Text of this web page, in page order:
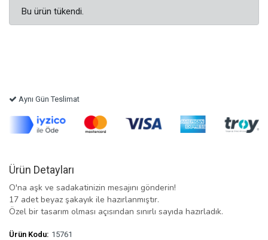
Bu ürün tükendi.
Aynı Gün Teslimat
Ürün Detayları
O'na aşk ve sadakatinizin mesajını gönderin!
17 adet beyaz şakayık ile hazırlanmıştır.
Özel bir tasarım olması açısından sınırlı sayıda hazırladık.
Ürün Kodu: 15761